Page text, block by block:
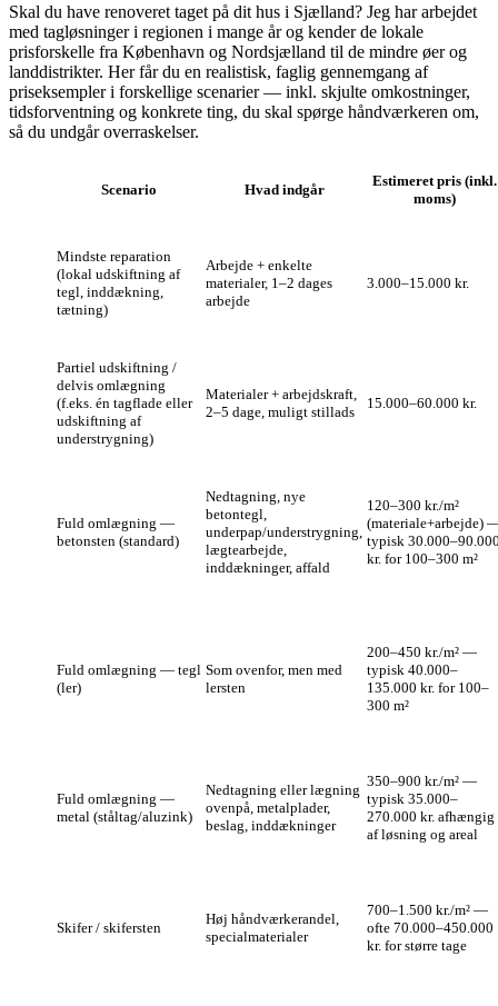
Skal du have renoveret taget på dit hus i Sjælland? Jeg har arbejdet
med tagløsninger i regionen i mange år og kender de lokale
prisforskelle fra København og Nordsjælland til de mindre øer og
landdistrikter. Her får du en realistisk, faglig gennemgang af
priseksempler i forskellige scenarier — inkl. skjulte omkostninger,
tidsforventning og konkrete ting, du skal spørge håndværkeren om,
så du undgår overraskelser.
Scenario Hvad indgår
Estimeret pris (inkl.
moms)
Mindste reparation
(lokal udskiftning af
tegl, inddækning,
tætning)
Arbejde + enkelte
materialer, 1–2 dages
arbejde
3.000–15.000 kr.
Partiel udskiftning /
delvis omlægning
(f.eks. én tagflade eller
udskiftning af
understrygning)
Materialer + arbejdskraft,
2–5 dage, muligt stillads
15.000–60.000 kr.
Fuld omlægning —
betonsten (standard)
Nedtagning, nye
betontegl,
underpap/understrygning,
lægtearbejde,
inddækninger, affald
120–300 kr./m²
(materiale+arbejde)
typisk
kr. for 100–300 m²
Fuld omlægning — tegl
(ler)
Som ovenfor, men med
lersten
200–450 kr./m² —
typisk 40.000–
135.000 kr. for 100–
300 m²
Fuld omlægning —
metal (ståltag/aluzink)
Nedtagning eller lægning
ovenpå, metalplader,
beslag, inddækninger
350–900 kr./m² —
typisk 35.000–
270.000 kr. afhængig
af løsning og areal
Skifer / skifersten
Høj håndværkerandel,
specialmaterialer
700–1.500 kr./m² —
ofte 70.000–450.000
kr. for større tage